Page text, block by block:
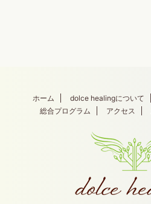
ホーム dolce healingについて
総合プログラム
アクセス